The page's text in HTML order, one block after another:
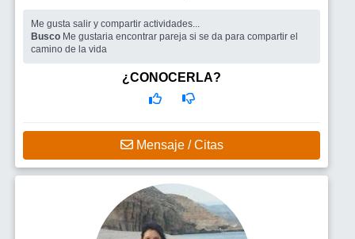
Me gusta salir y compartir actividades...
Busco Me gustaria encontrar pareja si se da para compartir el
camino de la vida
¿CONOCERLA?
Mensaje / Citas